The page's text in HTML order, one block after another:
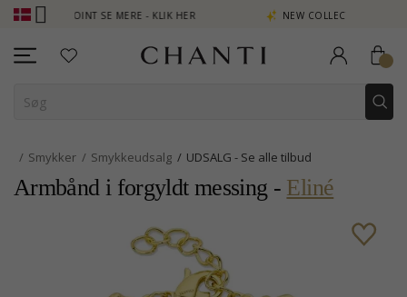
POINT SE MERE - KLIK HER NEW COLLECTION | AURA
Smykker Smykkeudsalg UDSALG - Se alle tilbud
Armbånd i forgyldt messing - Eliné